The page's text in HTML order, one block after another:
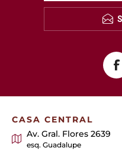
CASA CENTRAL
Av. Gral. Flores 2639
esq. Guadalupe